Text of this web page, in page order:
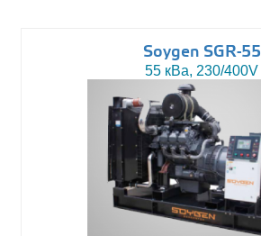
Soygen SGR-55
55 кВа, 230/400V